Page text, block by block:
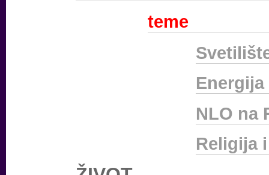
teme
NLO na
Religija